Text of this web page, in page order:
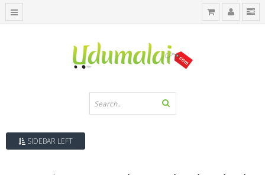
SIDEBAR LEFT